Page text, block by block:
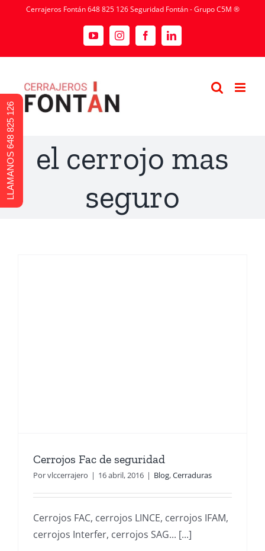
Cerrajeros Fontán 648 825 126 Seguridad Fontán - Grupo C5M ®
el cerrojo mas
seguro
Cerrojos Fac de seguridad
Porvlccerrajero | 16 abril, 2016 | Blog,Cerraduras
Cerrojos FAC, cerrojos LINCE, cerrojos IFAM,
cerrojos Interfer, cerrojos SAG... [...]
LLAMANOS 648 825 126